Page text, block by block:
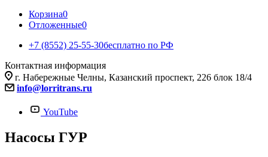
Корзина0
Отложенные0
+7 (8552) 25-55-30бесплатно по РФ
Контактная информация
г. Набережные Челны, Казанский проспект, 226 блок 18/4
info@lorritrans.ru
YouTube
Насосы ГУР